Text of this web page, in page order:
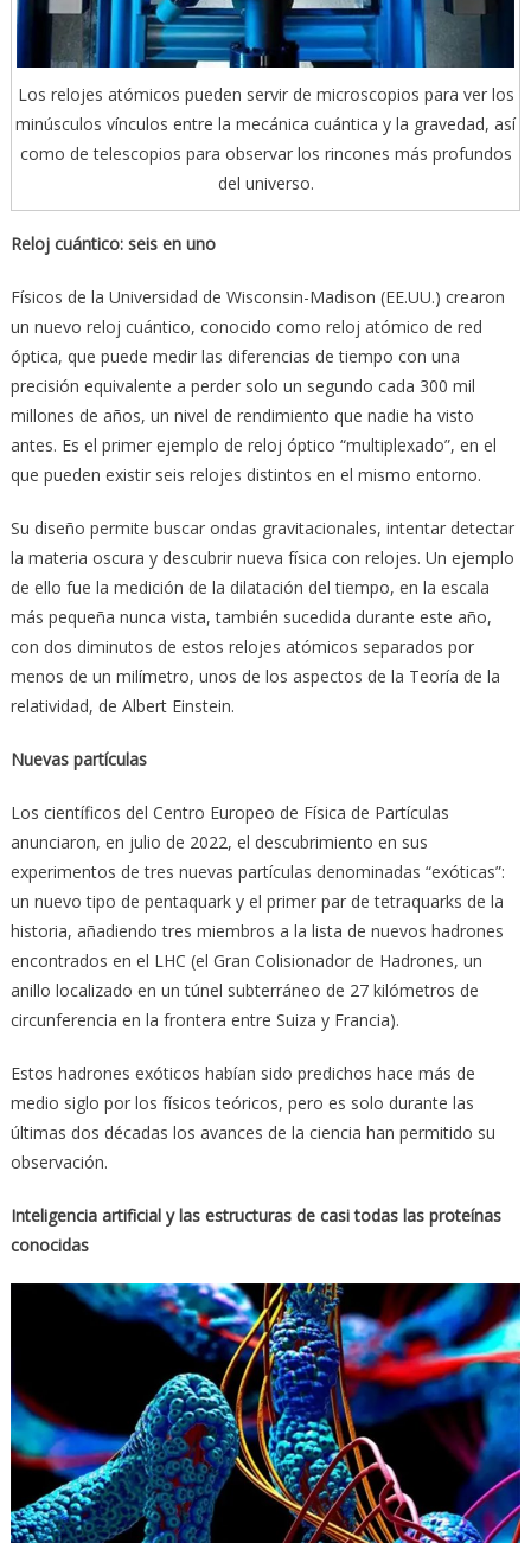
Los relojes atómicos pueden servir de microscopios para ver los
minúsculos vínculos entre la mecánica cuántica y la gravedad, así
como de telescopios para observar los rincones más profundos
del universo.
Reloj cuántico: seis en uno
Físicos de la Universidad de Wisconsin-Madison (EE.UU.) crearon
un nuevo reloj cuántico, conocido como reloj atómico de red
óptica, que puede medir las diferencias de tiempo con una
precisión equivalente a perder solo un segundo cada 300 mil
millones de años, un nivel de rendimiento que nadie ha visto
antes. Es el primer ejemplo de reloj óptico “multiplexado”, en el
que pueden existir seis relojes distintos en el mismo entorno.
Su diseño permite buscar ondas gravitacionales, intentar detectar
la materia oscura y descubrir nueva física con relojes. Un ejemplo
de ello fue la medición de la dilatación del tiempo, en la escala
más pequeña nunca vista, también sucedida durante este año,
con dos diminutos de estos relojes atómicos separados por
menos de un milímetro, unos de los aspectos de la Teoría de la
relatividad, de Albert Einstein.
Nuevas partículas
Los científicos del Centro Europeo de Física de Partículas
anunciaron, en julio de 2022, el descubrimiento en sus
experimentos de tres nuevas partículas denominadas “exóticas”:
un nuevo tipo de pentaquark y el primer par de tetraquarks de la
historia, añadiendo tres miembros a la lista de nuevos hadrones
encontrados en el LHC (el Gran Colisionador de Hadrones, un
anillo localizado en un túnel subterráneo de 27 kilómetros de
circunferencia en la frontera entre Suiza y Francia).
Estos hadrones exóticos habían sido predichos hace más de
medio siglo por los físicos teóricos, pero es solo durante las
últimas dos décadas los avances de la ciencia han permitido su
observación.
​Inteligencia artificial y las estructuras de casi todas las proteínas
conocidas